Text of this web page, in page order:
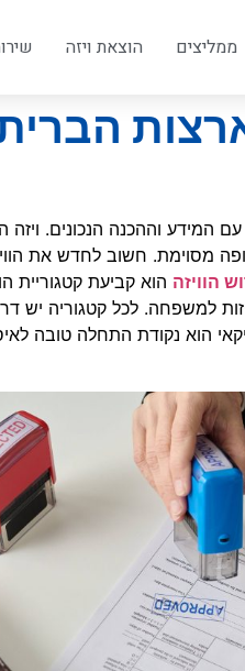
ממליצים הוצאת ויזה
עם המידע וההכנה הנכונים.
מסוימת. חשוב לחדש את
הוויזה הוא קביעת קטגוריית
למשפחה. לכל קטגוריה יש
הוא נקודת התחלה טובה